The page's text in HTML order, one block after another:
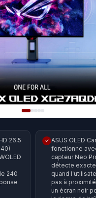
26,5
240
✓ ASUS OLED
fonctionne
capteur Neo
détecte
quand
pas à
un écran noir